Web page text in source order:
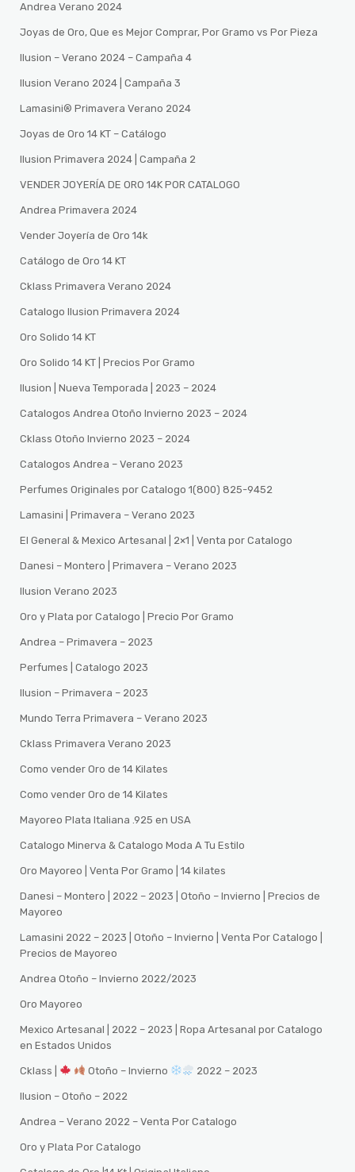
Andrea Verano 2024
Joyas de Oro, Que es Mejor Comprar, Por Gramo vs Por Pieza
Ilusion – Verano 2024 – Campaña 4
Ilusion Verano 2024 | Campaña 3
Lamasini®️ Primavera Verano 2024
Joyas de Oro 14 KT – Catálogo
Ilusion Primavera 2024 | Campaña 2
VENDER JOYERÍA DE ORO 14K POR CATALOGO
Andrea Primavera 2024
Vender Joyería de Oro 14k
Catálogo de Oro 14 KT
Cklass Primavera Verano 2024
Catalogo Ilusion Primavera 2024
Oro Solido 14 KT
Oro Solido 14 KT | Precios Por Gramo
Ilusion | Nueva Temporada | 2023 – 2024
Catalogos Andrea Otoño Invierno 2023 – 2024
Cklass Otoño Invierno 2023 – 2024
Catalogos Andrea – Verano 2023
Perfumes Originales por Catalogo 1(800) 825-9452
Lamasini | Primavera – Verano 2023
El General & Mexico Artesanal | 2×1 | Venta por Catalogo
Danesi – Montero | Primavera – Verano 2023
Ilusion Verano 2023
Oro y Plata por Catalogo | Precio Por Gramo
Andrea – Primavera – 2023
Perfumes | Catalogo 2023
Ilusion – Primavera – 2023
Mundo Terra Primavera – Verano 2023
Cklass Primavera Verano 2023
Como vender Oro de 14 Kilates
Como vender Oro de 14 Kilates
Mayoreo Plata Italiana .925 en USA
Catalogo Minerva & Catalogo Moda A Tu Estilo
Oro Mayoreo | Venta Por Gramo | 14 kilates
Danesi – Montero | 2022 – 2023 | Otoño – Invierno | Precios de
Mayoreo
Lamasini 2022 – 2023 | Otoño – Invierno | Venta Por Catalogo |
Precios de Mayoreo
Andrea Otoño – Invierno 2022/2023
Oro Mayoreo
Mexico Artesanal | 2022 – 2023 | Ropa Artesanal por Catalogo
en Estados Unidos
Cklass | Otoño – Invierno 2022 – 2023
Ilusion – Otoño – 2022
Andrea – Verano 2022 – Venta Por Catalogo
Oro y Plata Por Catalogo